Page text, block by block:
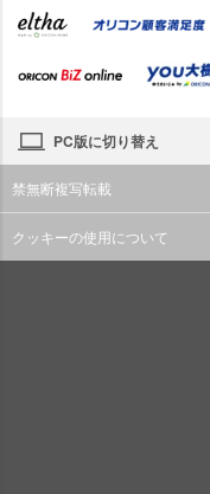
PC版に切り替え
禁無断複写転載
クッキーの使用について